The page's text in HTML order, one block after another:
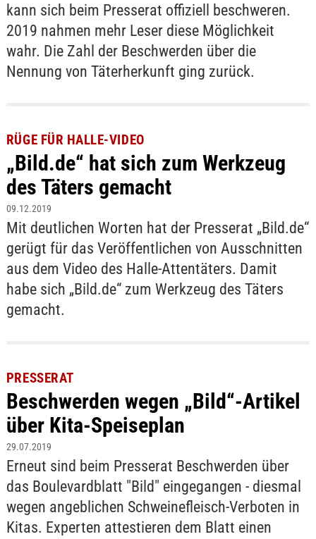
kann sich beim Presserat offiziell beschweren.
2019 nahmen mehr Leser diese Möglichkeit
wahr. Die Zahl der Beschwerden über die
Nennung von Täterherkunft ging zurück.
RÜGE FÜR HALLE-VIDEO
„Bild.de“ hat sich zum Werkzeug
des Täters gemacht
09.12.2019
Mit deutlichen Worten hat der Presserat „Bild.de“
gerügt für das Veröffentlichen von Ausschnitten
aus dem Video des Halle-Attentäters. Damit
habe sich „Bild.de“ zum Werkzeug des Täters
gemacht.
PRESSERAT
Beschwerden wegen „Bild“-Artikel
über Kita-Speiseplan
29.07.2019
Erneut sind beim Presserat Beschwerden über
das Boulevardblatt "Bild" eingegangen - diesmal
wegen angeblichen Schweinefleisch-Verboten in
Kitas. Experten attestieren dem Blatt einen